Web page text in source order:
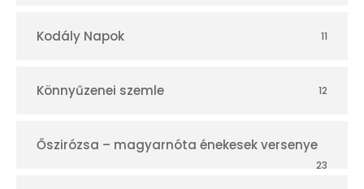
Kodály Napok 11
Könnyűzenei szemle 12
Őszirózsa – magyarnóta énekesek versenye
23